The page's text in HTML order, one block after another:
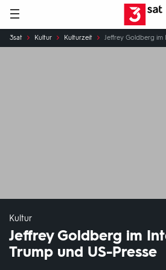
Hauptnavigation 3SAT
Sie
sind
3sat Kultur Kulturzeit Jeffrey Goldberg im
Kultur
Jeffrey Goldberg im
Trump und US-Presse